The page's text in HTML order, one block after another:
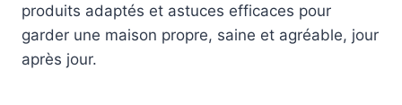
produits adaptés et astuces efficaces pour
garder une maison propre, saine et agréable, jour
après jour.